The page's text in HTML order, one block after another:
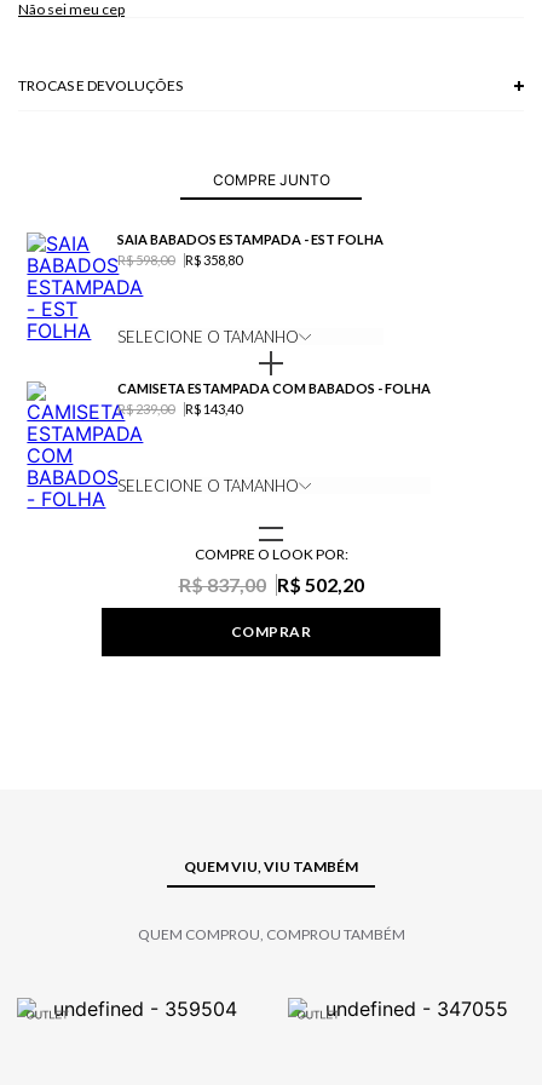
Não sei meu cep
TROCAS E DEVOLUÇÕES
COMPRE JUNTO
SAIA BABADOS ESTAMPADA - EST FOLHA
R$ 598,00
R$ 358,80
SELECIONE O TAMANHO
CAMISETA ESTAMPADA COM BABADOS - FOLHA
R$ 239,00
R$ 143,40
SELECIONE O TAMANHO
COMPRE O LOOK POR:
R$ 837,00 R$ 502,20
COMPRAR
QUEM VIU, VIU TAMBÉM
QUEM COMPROU, COMPROU TAMBÉM